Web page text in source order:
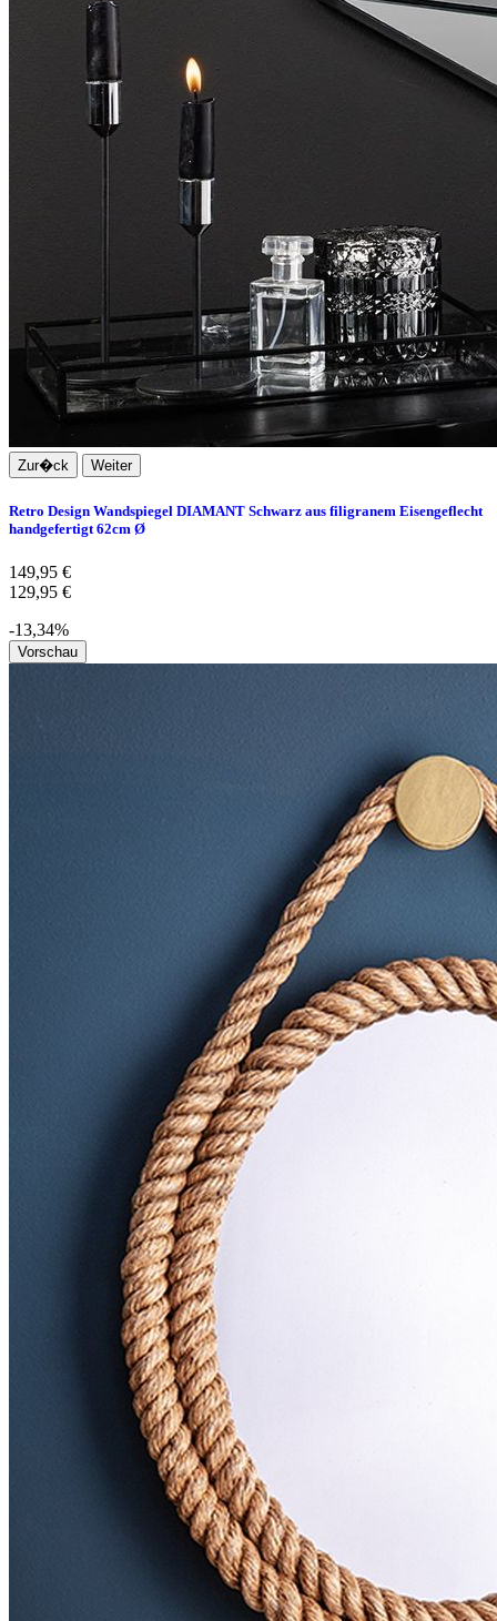
Zur�ck Weiter
Retro Design Wandspiegel DIAMANT Schwarz aus filigranem Eisengeflecht
handgefertigt 62cm Ø
149,95 €
129,95 €
-13,34%
Vorschau